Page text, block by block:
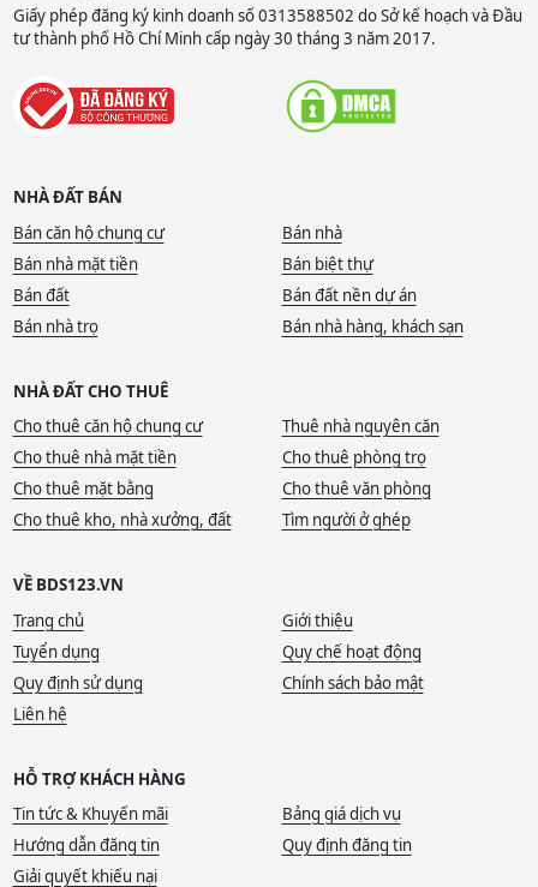
Giấy phép đăng ký kinh doanh số 0313588502 do Sở kế hoạch và Đầu
tư thành phố Hồ Chí Minh cấp ngày 30 tháng 3 năm 2017.
NHÀ ĐẤT BÁN
Bán căn hộ chung cư
Bán nhà
Bán nhà mặt tiền
Bán biệt thự
Bán đất
Bán đất nền dự án
Bán nhà trọ
Bán nhà hàng, khách sạn
NHÀ ĐẤT CHO THUÊ
Cho thuê căn hộ chung cư
Thuê nhà nguyên căn
Cho thuê nhà mặt tiền
Cho thuê phòng trọ
Cho thuê mặt bằng
Cho thuê văn phòng
Cho thuê kho, nhà xưởng, đất
Tìm người ở ghép
VỀ BDS123.VN
Trang chủ
Giới thiệu
Tuyển dụng
Quy chế hoạt động
Quy định sử dụng
Chính sách bảo mật
Liên hệ
HỖ TRỢ KHÁCH HÀNG
Tin tức & Khuyến mãi
Bảng giá dịch vụ
Hướng dẫn đăng tin
Quy định đăng tin
Giải quyết khiếu nại